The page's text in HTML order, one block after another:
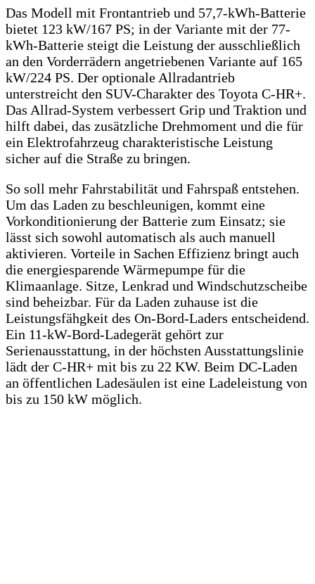
Das Modell mit Frontantrieb und 57,7-kWh-Batterie
bietet 123 kW/167 PS; in der Variante mit der 77-
kWh-Batterie steigt die Leistung der ausschließlich
an den Vorderrädern angetriebenen Variante auf 165
kW/224 PS. Der optionale Allradantrieb
unterstreicht den SUV-Charakter des Toyota C-HR+.
Das Allrad-System verbessert Grip und Traktion und
hilft dabei, das zusätzliche Drehmoment und die für
ein Elektrofahrzeug charakteristische Leistung
sicher auf die Straße zu bringen.
So soll mehr Fahrstabilität und Fahrspaß entstehen.
Um das Laden zu beschleunigen, kommt eine
Vorkonditionierung der Batterie zum Einsatz; sie
lässt sich sowohl automatisch als auch manuell
aktivieren. Vorteile in Sachen Effizienz bringt auch
die energiesparende Wärmepumpe für die
Klimaanlage. Sitze, Lenkrad und Windschutzscheibe
sind beheizbar. Für da Laden zuhause ist die
Leistungsfähgkeit des On-Bord-Laders entscheidend.
Ein 11-kW-Bord-Ladegerät gehört zur
Serienausstattung, in der höchsten Ausstattungslinie
lädt der C-HR+ mit bis zu 22 KW. Beim DC-Laden
an öffentlichen Ladesäulen ist eine Ladeleistung von
bis zu 150 kW möglich.